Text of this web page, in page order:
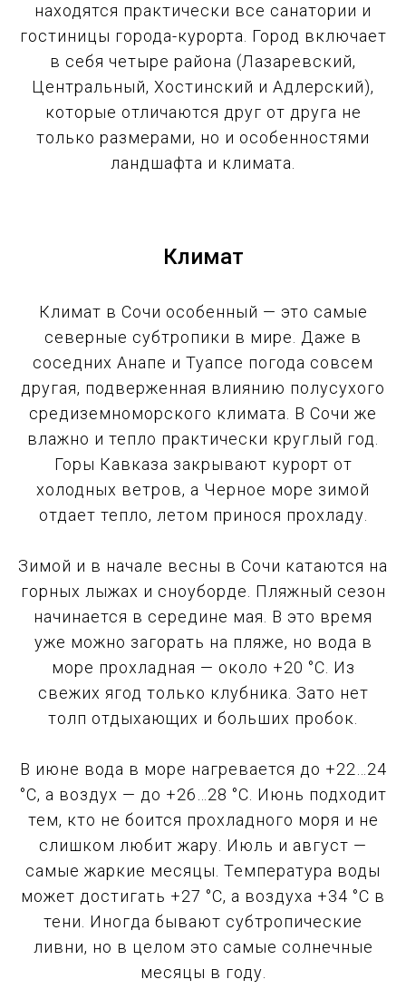
находятся практически все санатории и
гостиницы города-курорта. Город включает
в себя четыре района (Лазаревский,
Центральный, Хостинский и Адлерский),
которые отличаются друг от друга не
только размерами, но и особенностями
ландшафта и климата.
Климат
Климат в Сочи особенный — это самые
северные субтропики в мире. Даже в
соседних Анапе и Туапсе погода совсем
другая, подверженная влиянию полусухого
средиземноморского климата. В Сочи же
влажно и тепло практически круглый год.
Горы Кавказа закрывают курорт от
холодных ветров, а Черное море зимой
отдает тепло, летом принося прохладу.
Зимой и в начале весны в Сочи катаются на
горных лыжах и сноуборде. Пляжный сезон
начинается в середине мая. В это время
уже можно загорать на пляже, но вода в
море прохладная — около +20 °C. Из
свежих ягод только клубника. Зато нет
толп отдыхающих и больших пробок.
В июне вода в море нагревается до +22…24
°C, а воздух — до +26…28 °C. Июнь подходит
тем, кто не боится прохладного моря и не
слишком любит жару. Июль и август —
самые жаркие месяцы. Температура воды
может достигать +27 °C, а воздуха +34 °C в
тени. Иногда бывают субтропические
ливни, но в целом это самые солнечные
месяцы в году.